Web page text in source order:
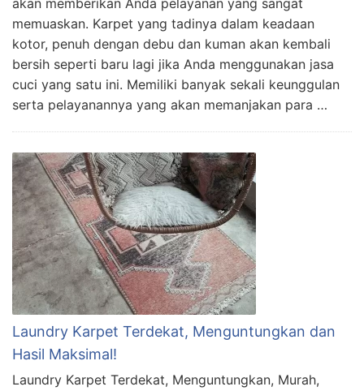
akan memberikan Anda pelayanan yang sangat
memuaskan. Karpet yang tadinya dalam keadaan
kotor, penuh dengan debu dan kuman akan kembali
bersih seperti baru lagi jika Anda menggunakan jasa
cuci yang satu ini. Memiliki banyak sekali keunggulan
serta pelayanannya yang akan memanjakan para …
Laundry Karpet Terdekat, Menguntungkan dan
Hasil Maksimal!
Laundry Karpet Terdekat, Menguntungkan, Murah,